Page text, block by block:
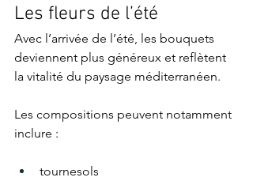
Les fleurs de l’été
Avec l’arrivée de l’été, les bouquets
deviennent plus généreux et reflètent
la vitalité du paysage méditerranéen.
Les compositions peuvent notamment
inclure :
tournesols